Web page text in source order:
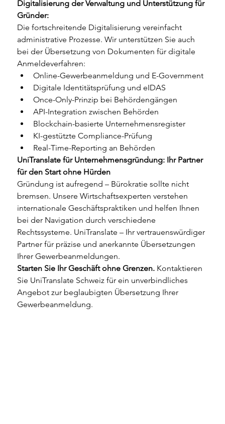
Digitalisierung der Verwaltung und Unterstützung für
Gründer:
Die fortschreitende Digitalisierung vereinfacht
administrative Prozesse. Wir unterstützen Sie auch
bei der Übersetzung von Dokumenten für digitale
Anmeldeverfahren:
Online-Gewerbeanmeldung und E-Government
Digitale Identitätsprüfung und eIDAS
Once-Only-Prinzip bei Behördengängen
API-Integration zwischen Behörden
Blockchain-basierte Unternehmensregister
KI-gestützte Compliance-Prüfung
Real-Time-Reporting an Behörden
UniTranslate für Unternehmensgründung: Ihr Partner
für den Start ohne Hürden
Gründung ist aufregend – Bürokratie sollte nicht
bremsen. Unsere Wirtschaftsexperten verstehen
internationale Geschäftspraktiken und helfen Ihnen
bei der Navigation durch verschiedene
Rechtssysteme. UniTranslate – Ihr vertrauenswürdiger
Partner für präzise und anerkannte Übersetzungen
Ihrer Gewerbeanmeldungen.
Starten Sie Ihr Geschäft ohne Grenzen. Kontaktieren
Sie UniTranslate Schweiz für ein unverbindliches
Angebot zur beglaubigten Übersetzung Ihrer
Gewerbeanmeldung.